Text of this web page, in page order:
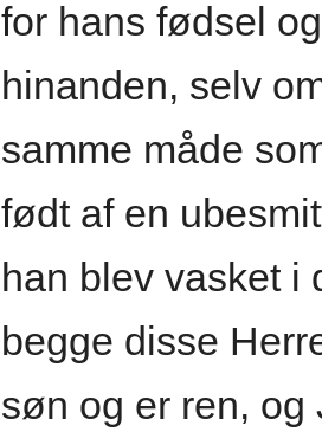
for hans fødsel
hinanden, selv
samme måde
født af en
han blev vasket i
begge disse
søn og er ren, og